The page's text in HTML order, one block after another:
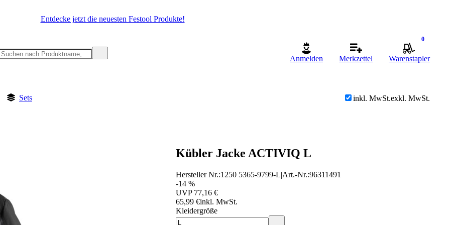
Entdecke jetzt die neuesten Festool Produkte!
Anmelden Merkzettel
0
Warenstapler
Sets inkl. MwSt.exkl. MwSt.
Kübler Jacke ACTIVIQ L
Hersteller Nr.:1250 5365-9799-L|Art.-Nr.:96311491
-14 %
UVP 77,16 €
65,99 €inkl. MwSt.
Kleidergröße